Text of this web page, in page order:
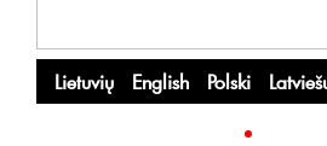
Lietuvių English Polski